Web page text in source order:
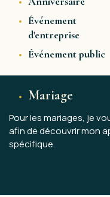
Événement
d'entreprise
Événement public
Mariage
Pour les mariages, je
afin de découvrir mon
spécifique.